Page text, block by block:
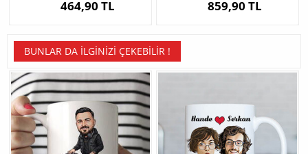
464,90 TL 859,90 TL
BUNLAR DA İLGINIZI ÇEKEBILIR !